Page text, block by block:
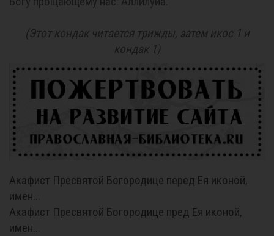
(Этот кондак читается трижды, затем икос 1 и
кондак 1)
Акафист Пресвятой Богородице перед Ея иконой,
имен...
Акафист Пресвятой Богородице пред Ея иконой,
имен...